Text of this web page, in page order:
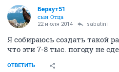
Беркут51
сын Отца
22 июля 2014 sabatini
Я собираюсь создать такой
что эти 7-8 тыс. погоду не
ОТВЕТИТЬ